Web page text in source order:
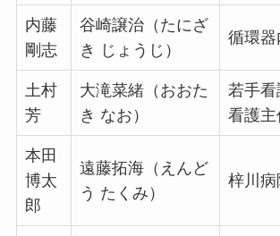
内藤
剛志
谷崎譲治（たにざ
き じょうじ）
循環
土村
芳
大滝菜緒（おおた
き なお）
若手看
看護主
本田
博太
郎
遠藤拓海（えんど
う たくみ）
梓川